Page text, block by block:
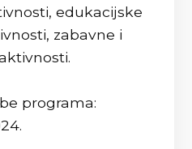
edukacijske
zabavne i
programa: